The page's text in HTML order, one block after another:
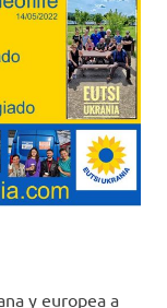
y europea a